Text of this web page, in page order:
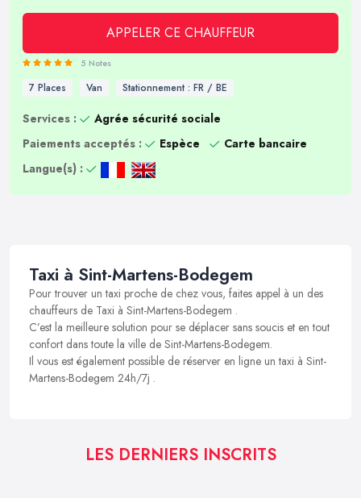
APPELER CE CHAUFFEUR
5 Notes
7 Places Van Stationnement : FR / BE
Services :
Agrée sécurité sociale
Paiements acceptés :
Espèce
Carte bancaire
Langue(s) :
Taxi à Sint-Martens-Bodegem
Pour trouver un taxi proche de chez vous, faites appel à un des
chauffeurs de Taxi à Sint-Martens-Bodegem .
C’est la meilleure solution pour se déplacer sans soucis et en tout
confort dans toute la ville de Sint-Martens-Bodegem.
Il vous est également possible de réserver en ligne un taxi à Sint-
Martens-Bodegem 24h/7j .
LES DERNIERS INSCRITS